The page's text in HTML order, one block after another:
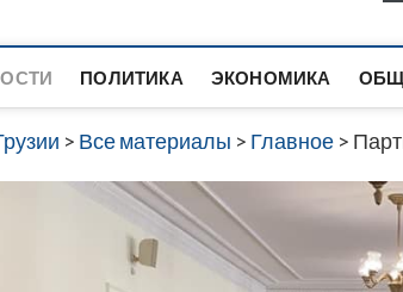
ПОЛИТИКА ЭКОНОМИКА
> Все материалы > Главное >